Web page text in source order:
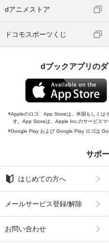
dアニメストア
ドコモスポーツくじ
dブックアプリの
Appleのロゴ、App Storeは、米国もしくは
す。App Storeは、Apple Inc.のサービスマ
Google Play および Google Play ロゴは
サポ
はじめての方へ
メールサービス登録/解除
お問い合わせ